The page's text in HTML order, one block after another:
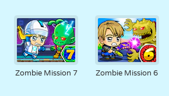
Zombie Mission 7 Zombie Mission 6